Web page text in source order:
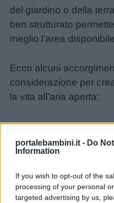
portalebambini.it - Do
Information
If you wish to opt-out of the
processing of your personal
targeted advertising by us,
e
aforismi
Buonanotte
Barzellette
Educazione
positiva
del giardino o della
ben strutturato
meglio l’area
Ecco alcuni
considerazione per
la vita all’aria aperta:
1. Organizza
esterno in
Dividere lo spazio
aiutare a sfruttarlo al